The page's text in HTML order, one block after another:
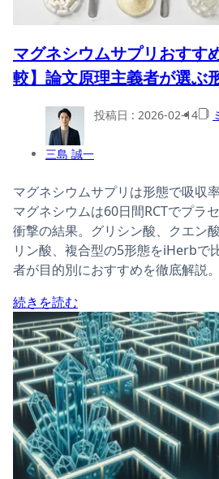
マグネシウムサプリおすす
較】論文原理主義者が選ぶ
三島 誠一
投稿日 : 2026-02-14
マグネシウムサプリは形態で吸収
マグネシウムは60日間RCTでプラ
衝撃の結果。グリシン酸、クエン
リン酸、複合型の5形態をiHerbで
者が目的別におすすめを徹底解説。
続きを読む